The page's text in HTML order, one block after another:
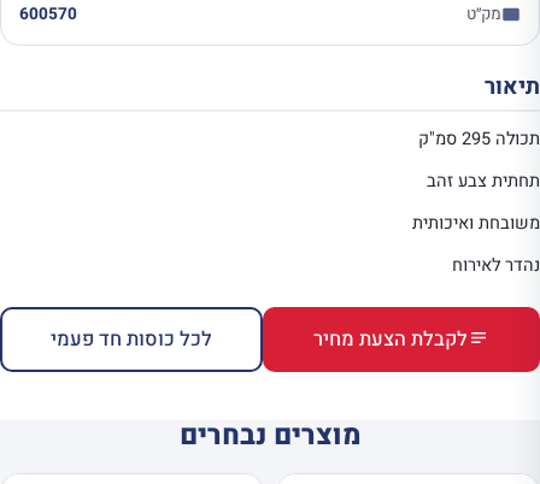
מק״ט 600570
תיאור
תכולה 295 סמ"ק
תחתית צבע זהב
משובחת ואיכותית
נהדר לאירוח
לקבלת הצעת מחיר לכל כוסות חד פעמי
מוצרים נבחרים